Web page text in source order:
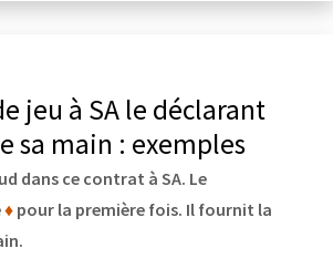
jeu à SA le déclarant
sa main : exemples
dans ce contrat à SA. Le
♦pour la première fois. Il fournit la